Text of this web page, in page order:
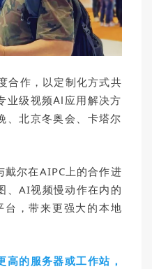
合作，以定制化方式共
业级视频AI应用解决方
、北京冬奥会、卡塔尔
戴尔在AIPC上的合作进
AI视频慢动作在内的
台，带来更强大的本地
高的服务器或工作站，